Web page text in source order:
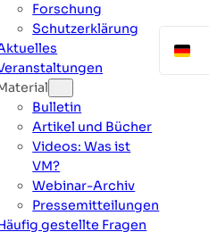
Forschung
Schutzerklärung
Bulletin
Artikel und Bücher
Videos: Was ist
VM?
Webinar-Archiv
Pressemitteilungen
gestellte Fragen